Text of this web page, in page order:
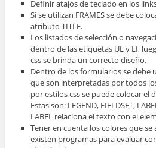
Definir atajos de teclado en los
Si se utilizan FRAMES se debe
atributo TITLE.
Los listados de selección o
dentro de las etiquetas UL y LI,
css se brinda un correcto diseño.
Dentro de los formularios se debe
que son interpretadas por todos
por estilos css se puede colocar el
Estas son: LEGEND, FIELDSET,
LABEL relaciona el texto con el
Tener en cuenta los colores que
existen programas para evaluar